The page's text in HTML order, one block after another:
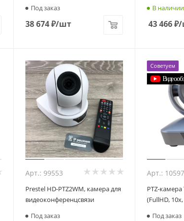
Под заказ
38 674₽/шт
В наличии
43 466₽/
Арт.: 99553
Prestel HD-PTZ2WM, камера для
видеоконференцсвязи
Под заказ
Советуем
Арт.:
PTZ-
(FullHD, 10x,
Под заказ